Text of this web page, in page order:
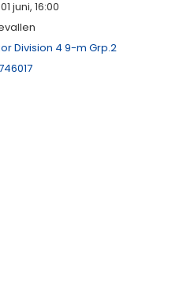
juni, 16:00
Division 4 9-m Grp.2